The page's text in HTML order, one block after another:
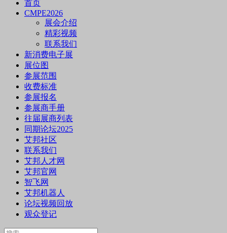
首页
CMPE2026
展会介绍
精彩视频
联系我们
新消费电子展
展位图
参展范围
收费标准
参展报名
参展商手册
往届展商列表
同期论坛2025
艾邦社区
联系我们
艾邦人才网
艾邦官网
智飞网
艾邦机器人
论坛视频回放
观众登记